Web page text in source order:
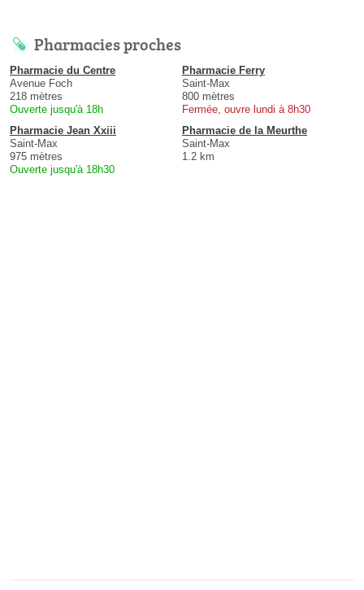
Pharmacies proches
Pharmacie du Centre
Avenue Foch
218 mètres
Ouverte jusqu'à 18h
Pharmacie Ferry
Saint-Max
800 mètres
Fermée, ouvre lundi à 8h30
Pharmacie Jean Xxiii
Saint-Max
975 mètres
Ouverte jusqu'à 18h30
Pharmacie de la Meurthe
Saint-Max
1.2 km